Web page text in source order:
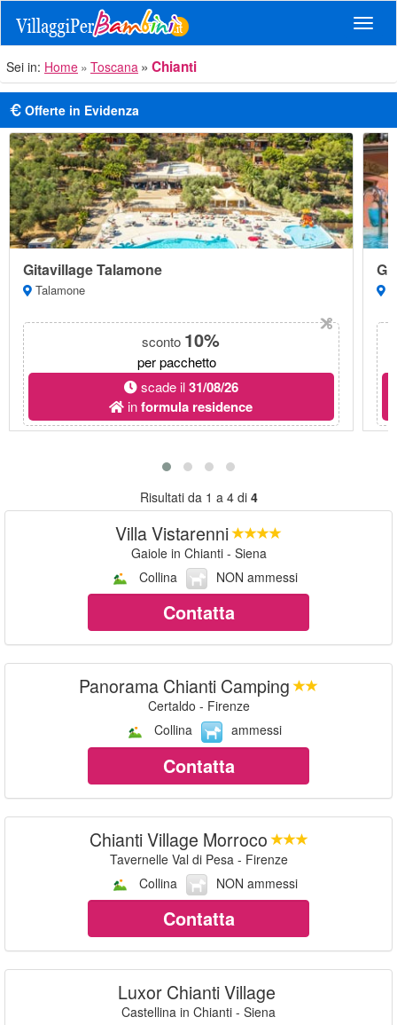
Sei in: Home Toscana Chianti
Offerte in Evidenza
Gitavillage Talamone
Talamone
sconto 10%
per pacchetto
scade il31/08/26
informula residence
Risultati da 1 a 4 di 4
Villa Vistarenni
Gaiole in Chianti - Siena
Collina
NON ammessi
Contatta
Panorama Chianti Camping
Certaldo - Firenze
Collina
ammessi
Contatta
Chianti Village Morroco
Tavernelle Val di Pesa - Firenze
Collina
NON ammessi
Contatta
Luxor Chianti Village
Castellina in Chianti - Siena